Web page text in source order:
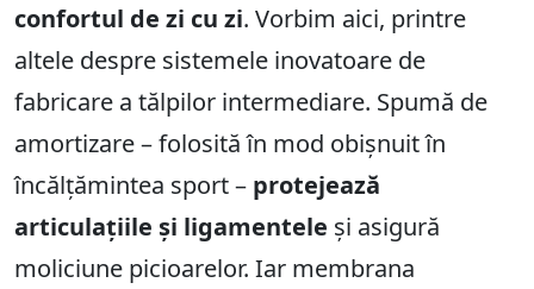
confortul de zi cu zi. Vorbim aici, printre
altele despre sistemele inovatoare de
fabricare a tălpilor intermediare. Spumă de
amortizare – folosită în mod obișnuit în
încălțămintea sport – protejează
articulațiile și ligamentele și asigură
moliciune picioarelor. Iar membrana